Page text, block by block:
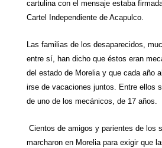
cartulina con el mensaje estaba
Cartel Independiente de Acapulco.
Las familias de los desaparecidos,
entre sí, han dicho que éstos eran
del estado de Morelia y que cada año
irse de vacaciones juntos. Entre ellos
de uno de los mecánicos, de 17 años.
Cientos de amigos y parientes de los
marcharon en Morelia para exigir que